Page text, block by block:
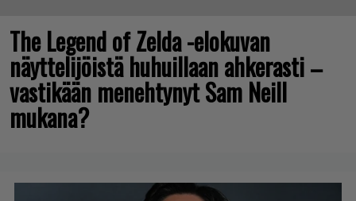
The Legend of Zelda -elokuvan
näyttelijöistä huhuillaan ahkerasti –
vastikään menehtynyt Sam Neill
mukana?